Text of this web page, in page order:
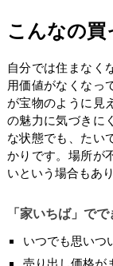
こんなの買
自分では住まなく
用価値がなくなっ
が宝物のように見
の魅力に気づきに
な状態でも、たい
かりです。場所が
いという場合もあり
「家いちば」で
いつでも思いつ
売り出し価格が